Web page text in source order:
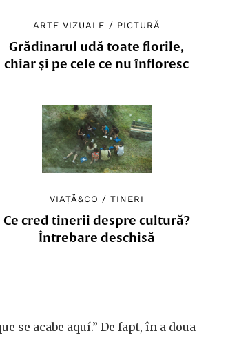
ARTE VIZUALE / PICTURĂ
Grădinarul udă toate florile,
chiar și pe cele ce nu înfloresc
VIAȚĂ&CO /TINERI
Ce cred tinerii despre cultură?
Întrebare deschisă
se acabe aquí.” De fapt, în a doua